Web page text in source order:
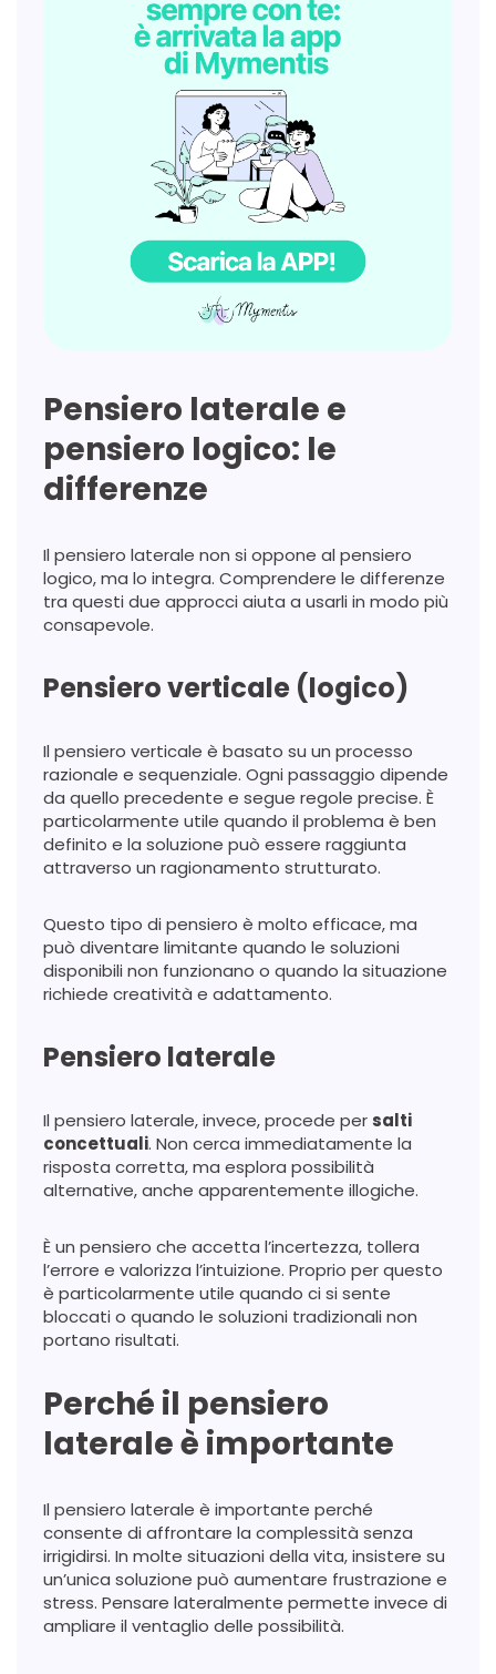
Pensiero laterale e
pensiero logico: le
differenze
Il pensiero laterale non si oppone al pensiero
logico, ma lo integra. Comprendere le differenze
tra questi due approcci aiuta a usarli in modo più
consapevole.
Pensiero verticale (logico)
Il pensiero verticale è basato su un processo
razionale e sequenziale. Ogni passaggio dipende
da quello precedente e segue regole precise. È
particolarmente utile quando il problema è ben
definito e la soluzione può essere raggiunta
attraverso un ragionamento strutturato.
Questo tipo di pensiero è molto efficace, ma
può diventare limitante quando le soluzioni
disponibili non funzionano o quando la situazione
richiede creatività e adattamento.
Pensiero laterale
Il pensiero laterale, invece, procede per salti
concettuali. Non cerca immediatamente la
risposta corretta, ma esplora possibilità
alternative, anche apparentemente illogiche.
È un pensiero che accetta l’incertezza, tollera
l’errore e valorizza l’intuizione. Proprio per questo
è particolarmente utile quando ci si sente
bloccati o quando le soluzioni tradizionali non
portano risultati.
Perché il pensiero
laterale è importante
Il pensiero laterale è importante perché
consente di affrontare la complessità senza
irrigidirsi. In molte situazioni della vita, insistere su
un’unica soluzione può aumentare frustrazione e
stress. Pensare lateralmente permette invece di
ampliare il ventaglio delle possibilità.